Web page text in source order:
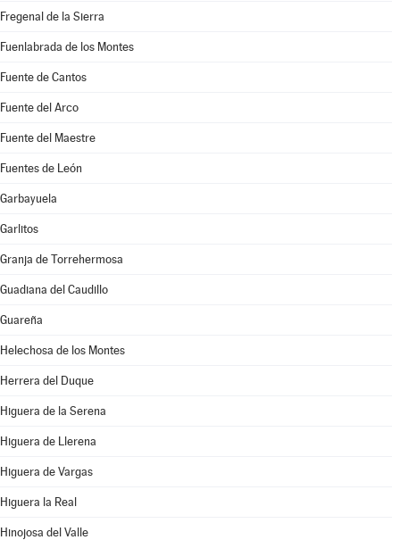
Fregenal de la Sierra
Fuenlabrada de los Montes
Fuente de Cantos
Fuente del Arco
Fuente del Maestre
Fuentes de León
Garbayuela
Garlitos
Granja de Torrehermosa
Guadiana del Caudillo
Guareña
Helechosa de los Montes
Herrera del Duque
Higuera de la Serena
Higuera de Llerena
Higuera de Vargas
Higuera la Real
Hinojosa del Valle